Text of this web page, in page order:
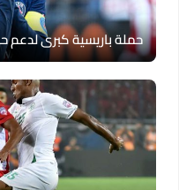
حملة باريسية كبرى لدعم